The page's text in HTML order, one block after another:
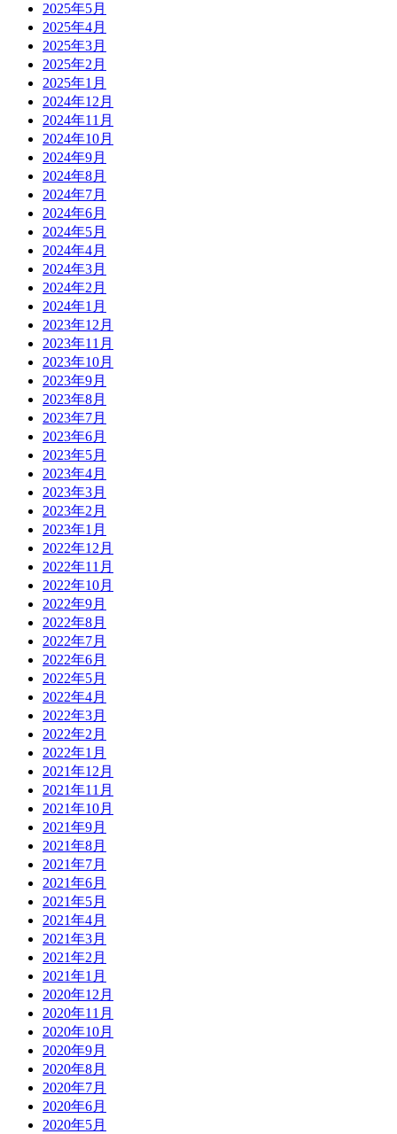
2025年5月
2025年4月
2025年3月
2025年2月
2025年1月
2024年12月
2024年11月
2024年10月
2024年9月
2024年8月
2024年7月
2024年6月
2024年5月
2024年4月
2024年3月
2024年2月
2024年1月
2023年12月
2023年11月
2023年10月
2023年9月
2023年8月
2023年7月
2023年6月
2023年5月
2023年4月
2023年3月
2023年2月
2023年1月
2022年12月
2022年11月
2022年10月
2022年9月
2022年8月
2022年7月
2022年6月
2022年5月
2022年4月
2022年3月
2022年2月
2022年1月
2021年12月
2021年11月
2021年10月
2021年9月
2021年8月
2021年7月
2021年6月
2021年5月
2021年4月
2021年3月
2021年2月
2021年1月
2020年12月
2020年11月
2020年10月
2020年9月
2020年8月
2020年7月
2020年6月
2020年5月